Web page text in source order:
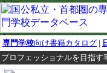
専門学校向け書籍カタログ |
プロフェッショナルを目指